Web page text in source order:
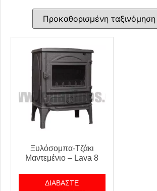
Ξυλόσομπα-Τζάκι
Μαντεμένιο – Lava 8
ΔΙΑΒΆΣΤΕ